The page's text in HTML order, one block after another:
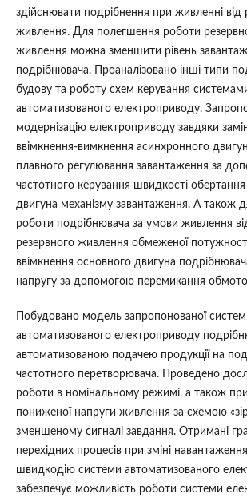
здійснювати подрібнення при живленні
живлення. Для полегшення роботи
живлення можна зменшити рівень
подрібнювача. Проаналізовано інші типи
будову та роботу схем керування
автоматизованого електроприводу.
модернізацію електроприводу завдяки
ввімкнення-вимкнення асинхронного
плавного регулювання завантаження за
частотного керування швидкості
двигуна механізму завантаження. А також
роботи подрібнювача за умови живлення
резервного живлення обмеженої
ввімкнення основного двигуна
напругу за допомогою перемикання
Побудовано модель запропонованої
автоматизованого електроприводу
автоматизованою подачею продукції на
частотного перетворювача. Проведено
роботи в номінальному режимі, а також
пониженої напруги живлення за схемою
зменшеному сигналі завдання. Отримані
перехідних процесів при зміні
швидкодію системи автоматизованого
забезпечує можливість роботи системи